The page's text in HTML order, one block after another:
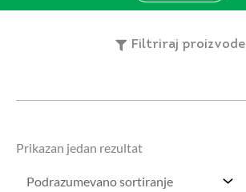
Filtriraj proizvode
Prikazan jedan rezultat